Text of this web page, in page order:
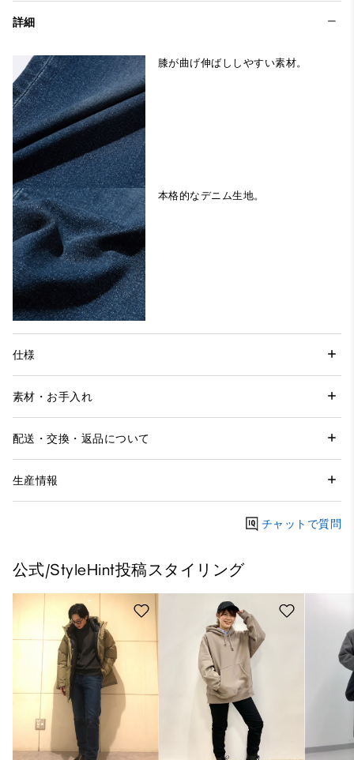
詳細
膝が曲げ伸ばししやすい素材。
本格的なデニム生地。
仕様
素材・お手入れ
配送・交換・返品について
生産情報
チャットで質問
公式/StyleHint投稿スタイリング